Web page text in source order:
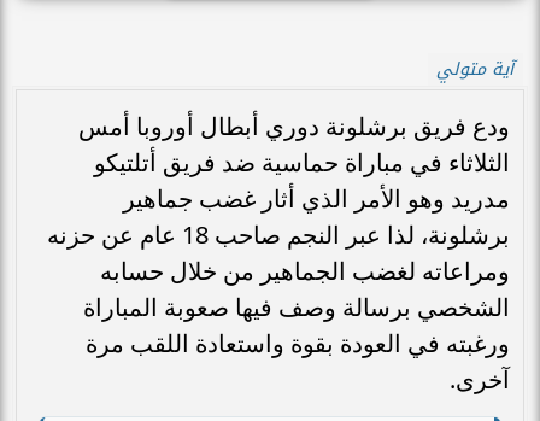
آية متولي
ودع فريق برشلونة دوري أبطال أوروبا أمس
الثلاثاء في مباراة حماسية ضد فريق أتلتيكو
مدريد وهو الأمر الذي أثار غضب جماهير
برشلونة، لذا عبر النجم صاحب 18 عام عن حزنه
ومراعاته لغضب الجماهير من خلال حسابه
الشخصي برسالة وصف فيها صعوبة المباراة
ورغبته في العودة بقوة واستعادة اللقب مرة
آخرى.